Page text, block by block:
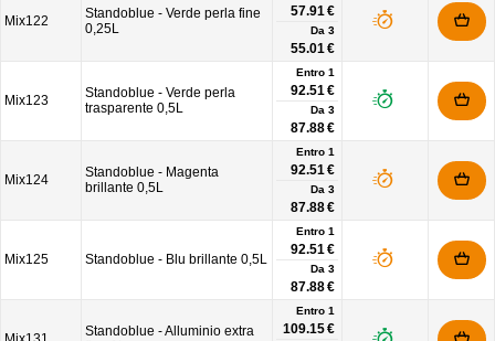
Mix122
Standoblue - Verde perla fine
0,25L
57.91 €
Da 3
55.01 €
Mix123
Standoblue - Verde perla
trasparente 0,5L
Entro 1
92.51 €
Da 3
87.88 €
Mix124
Standoblue - Magenta
brillante 0,5L
Entro 1
92.51 €
Da 3
87.88 €
Mix125 Standoblue - Blu brillante 0,5L
Entro 1
92.51 €
Da 3
87.88 €
Standoblue - Alluminio extra
Entro 1
109.15 €